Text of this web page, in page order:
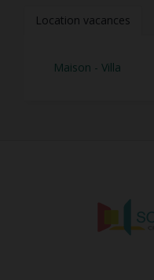
Location vacances
Maison - Villa